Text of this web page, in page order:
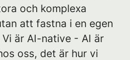
och komplexa
att fastna i en egen
är AI-native - AI är
oss, det är hur vi